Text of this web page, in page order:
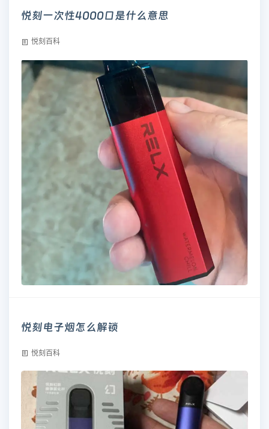
悦刻一次性4000口是什么意思
悦刻百科
悦刻电子烟怎么解锁
悦刻百科